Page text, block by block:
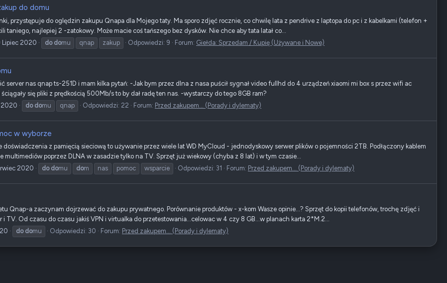
do domu
przystępuje do oględzin zakupu Qnapa dla Mojego taty. Ma sporo zdjęć rocznie, co chwilę lata z pendrive z laptopa do pc i z kabelkami (telefon +
taniego, najlepiej 2 -zatokowy. Może macie coś tańszego bez dysków. Nie chce aby tata latał co...
Lipiec 2020 do domu qnap zakup Odpowiedzi: 9 Forum: Giełda: Sprzedam / Kupię (Używane i Nowe)
server nas qnap ts-251D i mam kilka pytań: -Jak bym przez dlna z nasa puścił sygnał video fullhd do 4 urządzeń xiaomi mi box s przez wifi ac
się pliki z prędkością 500Mb/s to by dał radę ten nas. -wystarczy do tego 8GB ram?
2020 do domu qnap Odpowiedzi: 22 Forum: Przed zakupem... (Porady i dylematy)
w wyborze
doświadczenia z pamięcią sieciową to używanie przez wiele lat WD MyCloud - jednodyskowy serwer plików o pojemności 2TB. Podłączony kablem
multimediów poprzez DLNA w zasadzie tylko na TV. Sprzęt już wiekowy (chyba z 8 lat) i w tym czasie...
2020 do domu dom nas pomoc wsparcie Odpowiedzi: 31 Forum: Przed zakupem... (Porady i dylematy)
Qnap-a zaczynam dojrzewać do zakupu prywatnego. Porównanie produktów - x-kom Wasze opinie...? Sprzęt do kopii telefonów, trochę zdjęć i
i TV. Od czasu do czasu jakiś VPN i virtualka do przetestowania...celowac w 4 czy 8 GB...w planach karta 2*M.2...
do domu Odpowiedzi: 30 Forum: Przed zakupem... (Porady i dylematy)